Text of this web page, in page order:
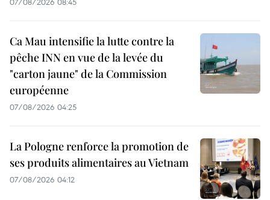
Ca Mau intensifie la lutte contre la
pêche INN en vue de la levée du
"carton jaune" de la Commission
européenne
07/08/2026 04:25
La Pologne renforce la promotion de
ses produits alimentaires au Vietnam
07/08/2026 04:12